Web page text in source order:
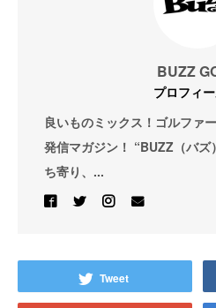
BUZZ
プロフィ
良いものミックス！ゴルファ
発信マガジン！ “BUZZ（バズ
ち寄り、...
Tweet